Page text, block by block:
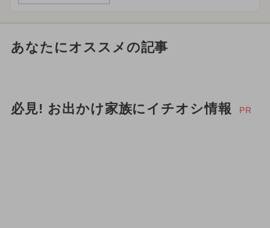
あなたにオススメの記事
必見! お出かけ家族にイチオシ情報 PR